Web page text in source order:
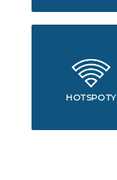
HOTSPOTY